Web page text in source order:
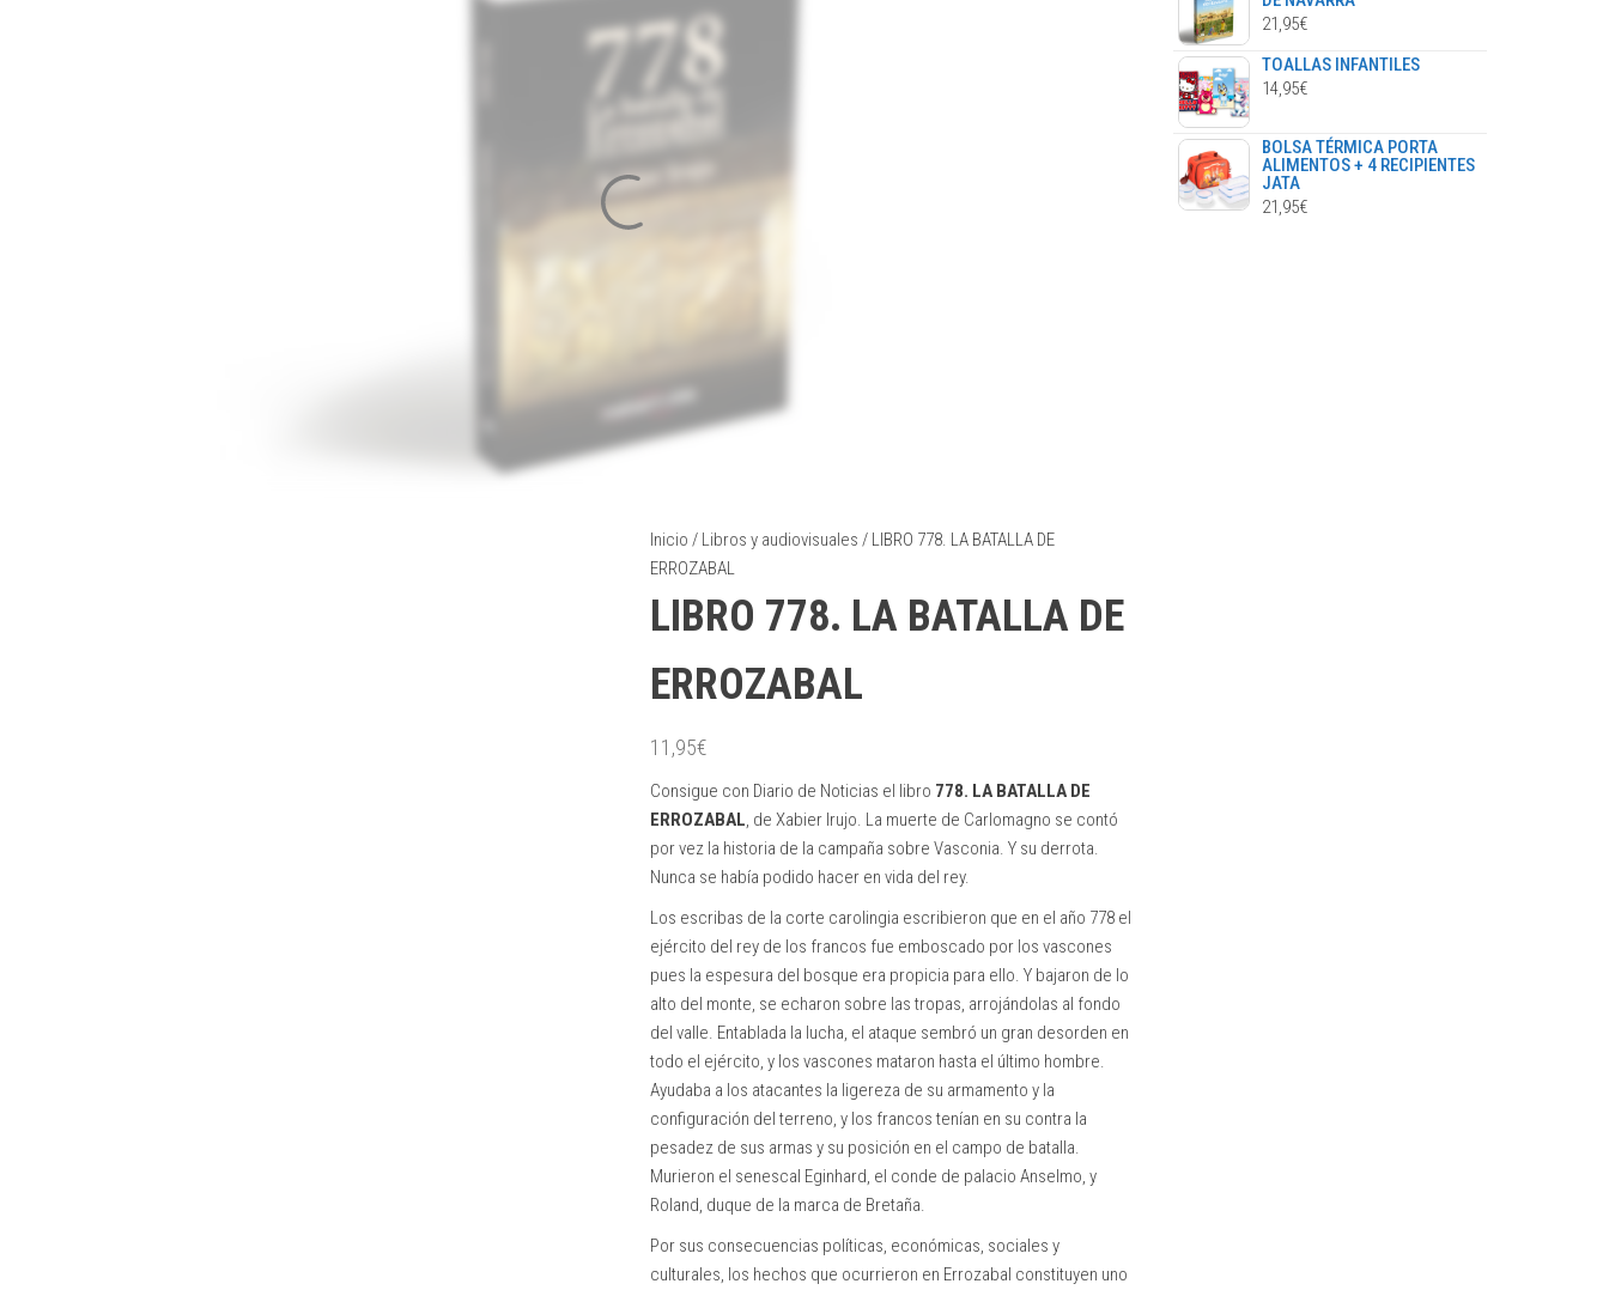
Inicio / Libros y audiovisuales / LIBRO 778. LA BATALLA DE
ERROZABAL
LIBRO 778. LA BATALLA DE
ERROZABAL
11,95€
Consigue con Diario de Noticias el libro 778. LA BATALLA DE
ERROZABAL, de Xabier Irujo. La muerte de Carlomagno se contó
por vez la historia de la campaña sobre Vasconia. Y su derrota.
Nunca se había podido hacer en vida del rey.
Los escribas de la corte carolingia escribieron que en el año 778 el
ejército del rey de los francos fue emboscado por los vascones
pues la espesura del bosque era propicia para ello. Y bajaron de lo
alto del monte, se echaron sobre las tropas, arrojándolas al fondo
del valle. Entablada la lucha, el ataque sembró un gran desorden en
todo el ejército, y los vascones mataron hasta el último hombre.
Ayudaba a los atacantes la ligereza de su armamento y la
configuración del terreno, y los francos tenían en su contra la
pesadez de sus armas y su posición en el campo de batalla.
Murieron el senescal Eginhard, el conde de palacio Anselmo, y
Roland, duque de la marca de Bretaña.
Por sus consecuencias políticas, económicas, sociales y
culturales, los hechos que ocurrieron en Errozabal constituyen uno
21,95€
TOALLAS INFANTILES
14,95€
BOLSA TÉRMICA PORTA
ALIMENTOS + 4 RECIPIENTES
JATA
21,95€